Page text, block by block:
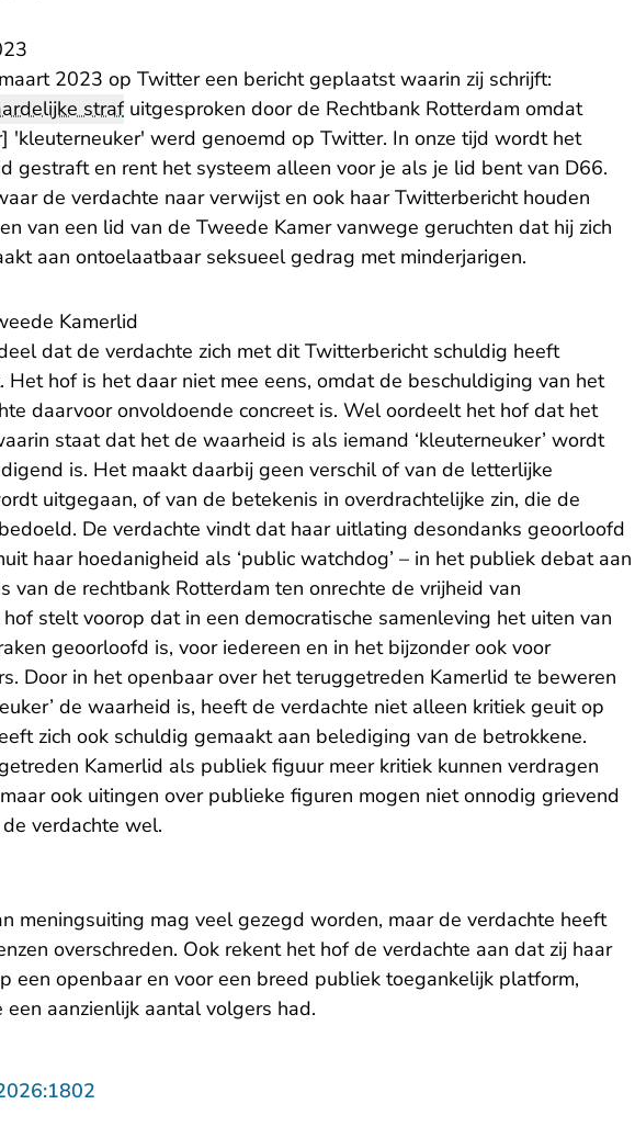
2023 op Twitter een bericht geplaatst waarin zij schrijft:
strafuitgesproken door de Rechtbank Rotterdam omdat
'kleuterneuker' werd genoemd op Twitter. In onze tijd wordt het
gestraft en rent het systeem alleen voor je als je lid bent van D66.
de verdachte naar verwijst en ook haar Twitterbericht houden
van een lid van de Tweede Kamer vanwege geruchten dat hij zich
aan ontoelaatbaar seksueel gedrag met minderjarigen.
Kamerlid
dat de verdachte zich met dit Twitterbericht schuldig heeft
Het hof is het daar niet mee eens, omdat de beschuldiging van het
daarvoor onvoldoende concreet is. Wel oordeelt het hof dat het
staat dat het de waarheid is als iemand ‘kleuterneuker’ wordt
is. Het maakt daarbij geen verschil of van de letterlijke
uitgegaan, of van de betekenis in overdrachtelijke zin, die de
De verdachte vindt dat haar uitlating desondanks geoorloofd
haar hoedanigheid als ‘public watchdog’ – in het publiek debat aan
van de rechtbank Rotterdam ten onrechte de vrijheid van
stelt voorop dat in een democratische samenleving het uiten van
geoorloofd is, voor iedereen en in het bijzonder ook voor
Door in het openbaar over het teruggetreden Kamerlid te beweren
de waarheid is, heeft de verdachte niet alleen kritiek geuit op
zich ook schuldig gemaakt aan belediging van de betrokkene.
Kamerlid als publiek figuur meer kritiek kunnen verdragen
ook uitingen over publieke figuren mogen niet onnodig grievend
verdachte wel.
meningsuiting mag veel gezegd worden, maar de verdachte heeft
overschreden. Ook rekent het hof de verdachte aan dat zij haar
een openbaar en voor een breed publiek toegankelijk platform,
aanzienlijk aantal volgers had.